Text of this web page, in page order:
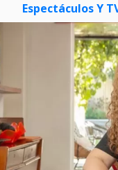
Espectáculos Y